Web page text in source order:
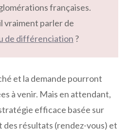
françaises.
vraiment parler de
de différenciation ?
et la demande pourront
à venir. Mais en attendant,
efficace basée sur
des résultats (rendez-vous) et